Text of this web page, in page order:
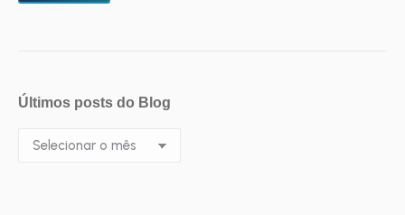
Últimos posts do Blog
Últimos